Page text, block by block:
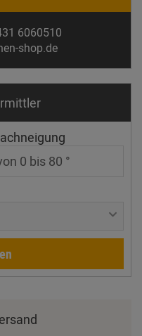
6060510
shop.de